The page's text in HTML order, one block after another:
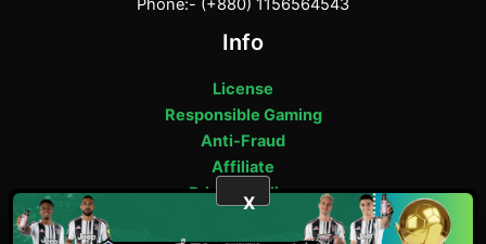
Phone:- (+880) 1156564543
Info
License
Responsible Gaming
Anti-Fraud
Affiliate
Privacy Policy
X